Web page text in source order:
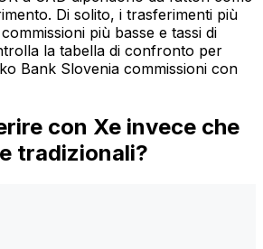
Di solito, i trasferimenti più
più basse e tassi di
la tabella di confronto per
Bank Slovenia commissioni con
con Xe invece che
tradizionali?